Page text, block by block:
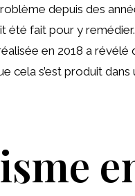
depuis des
été fait pour y
en 2018 a
cela s’est produit